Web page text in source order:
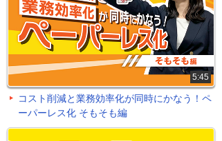
5:45
コスト削減と業務効率化が同時にかなう！ペ
ーパーレス化 そもそも編